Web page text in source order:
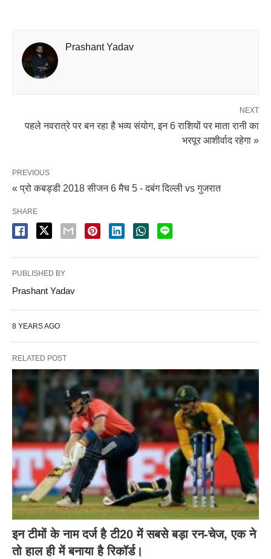
Prashant Yadav
NEXT
पहले नवरात्रे पर बन रहा है भव्य संयोग, इन 6 राशियों पर माता रानी का
भरपूर आशीर्वाद रहेगा »
PREVIOUS
« प्रो कबड्डी 2018 सीजन 6 मैच 5 - दबंग दिल्ली vs गुजरात
SHARE
PUBLISHED BY
Prashant Yadav
8 YEARS AGO
RELATED POST
इन टीमों के नाम दर्ज है टी20 में सबसे बड़ा रन-चेज, एक ने
तो हाल ही में बनाया है रिकॉर्ड।